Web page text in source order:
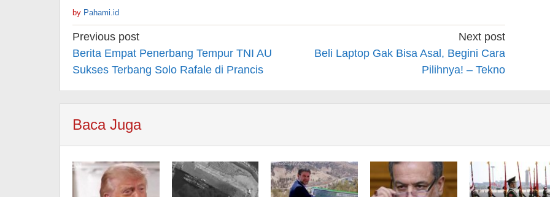
by Pahami.id
Post
navigation
Previous post
Berita Empat Penerbang Tempur TNI AU
Sukses Terbang Solo Rafale di Prancis
Next post
Beli Laptop Gak Bisa Asal, Begini Cara
Pilihnya! – Tekno
Baca Juga